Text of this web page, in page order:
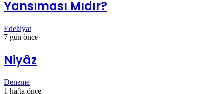
Yansıması Mıdır?
Edebiyat
7 gün önce
Niyâz
Deneme
1 hafta önce